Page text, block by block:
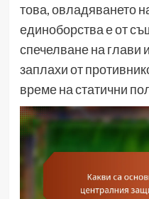
това, овладяването
единоборства е от
спечелване на глави
заплахи от
време на статични